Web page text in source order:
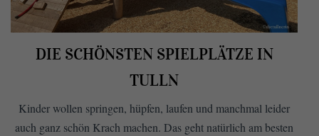
DIE SCHÖNSTEN SPIELPLÄTZE IN
TULLN
Kinder wollen springen, hüpfen, laufen und manchmal leider
auch ganz schön Krach machen. Das geht natürlich am besten